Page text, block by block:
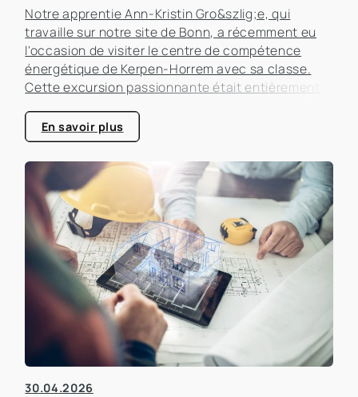
Notre apprentie Ann-Kristin Gro&szlig;e, qui
travaille sur notre site de Bonn, a récemment eu
l'occasion de visiter le centre de compétence
énergétique de Kerpen-Horrem avec sa classe.
Cette excursion passionnante était entièrement
bâtiments, un sujet qui prend de plus en plus
d'importance dans le secteur immobilier.
En savoir plus
30.04.2026